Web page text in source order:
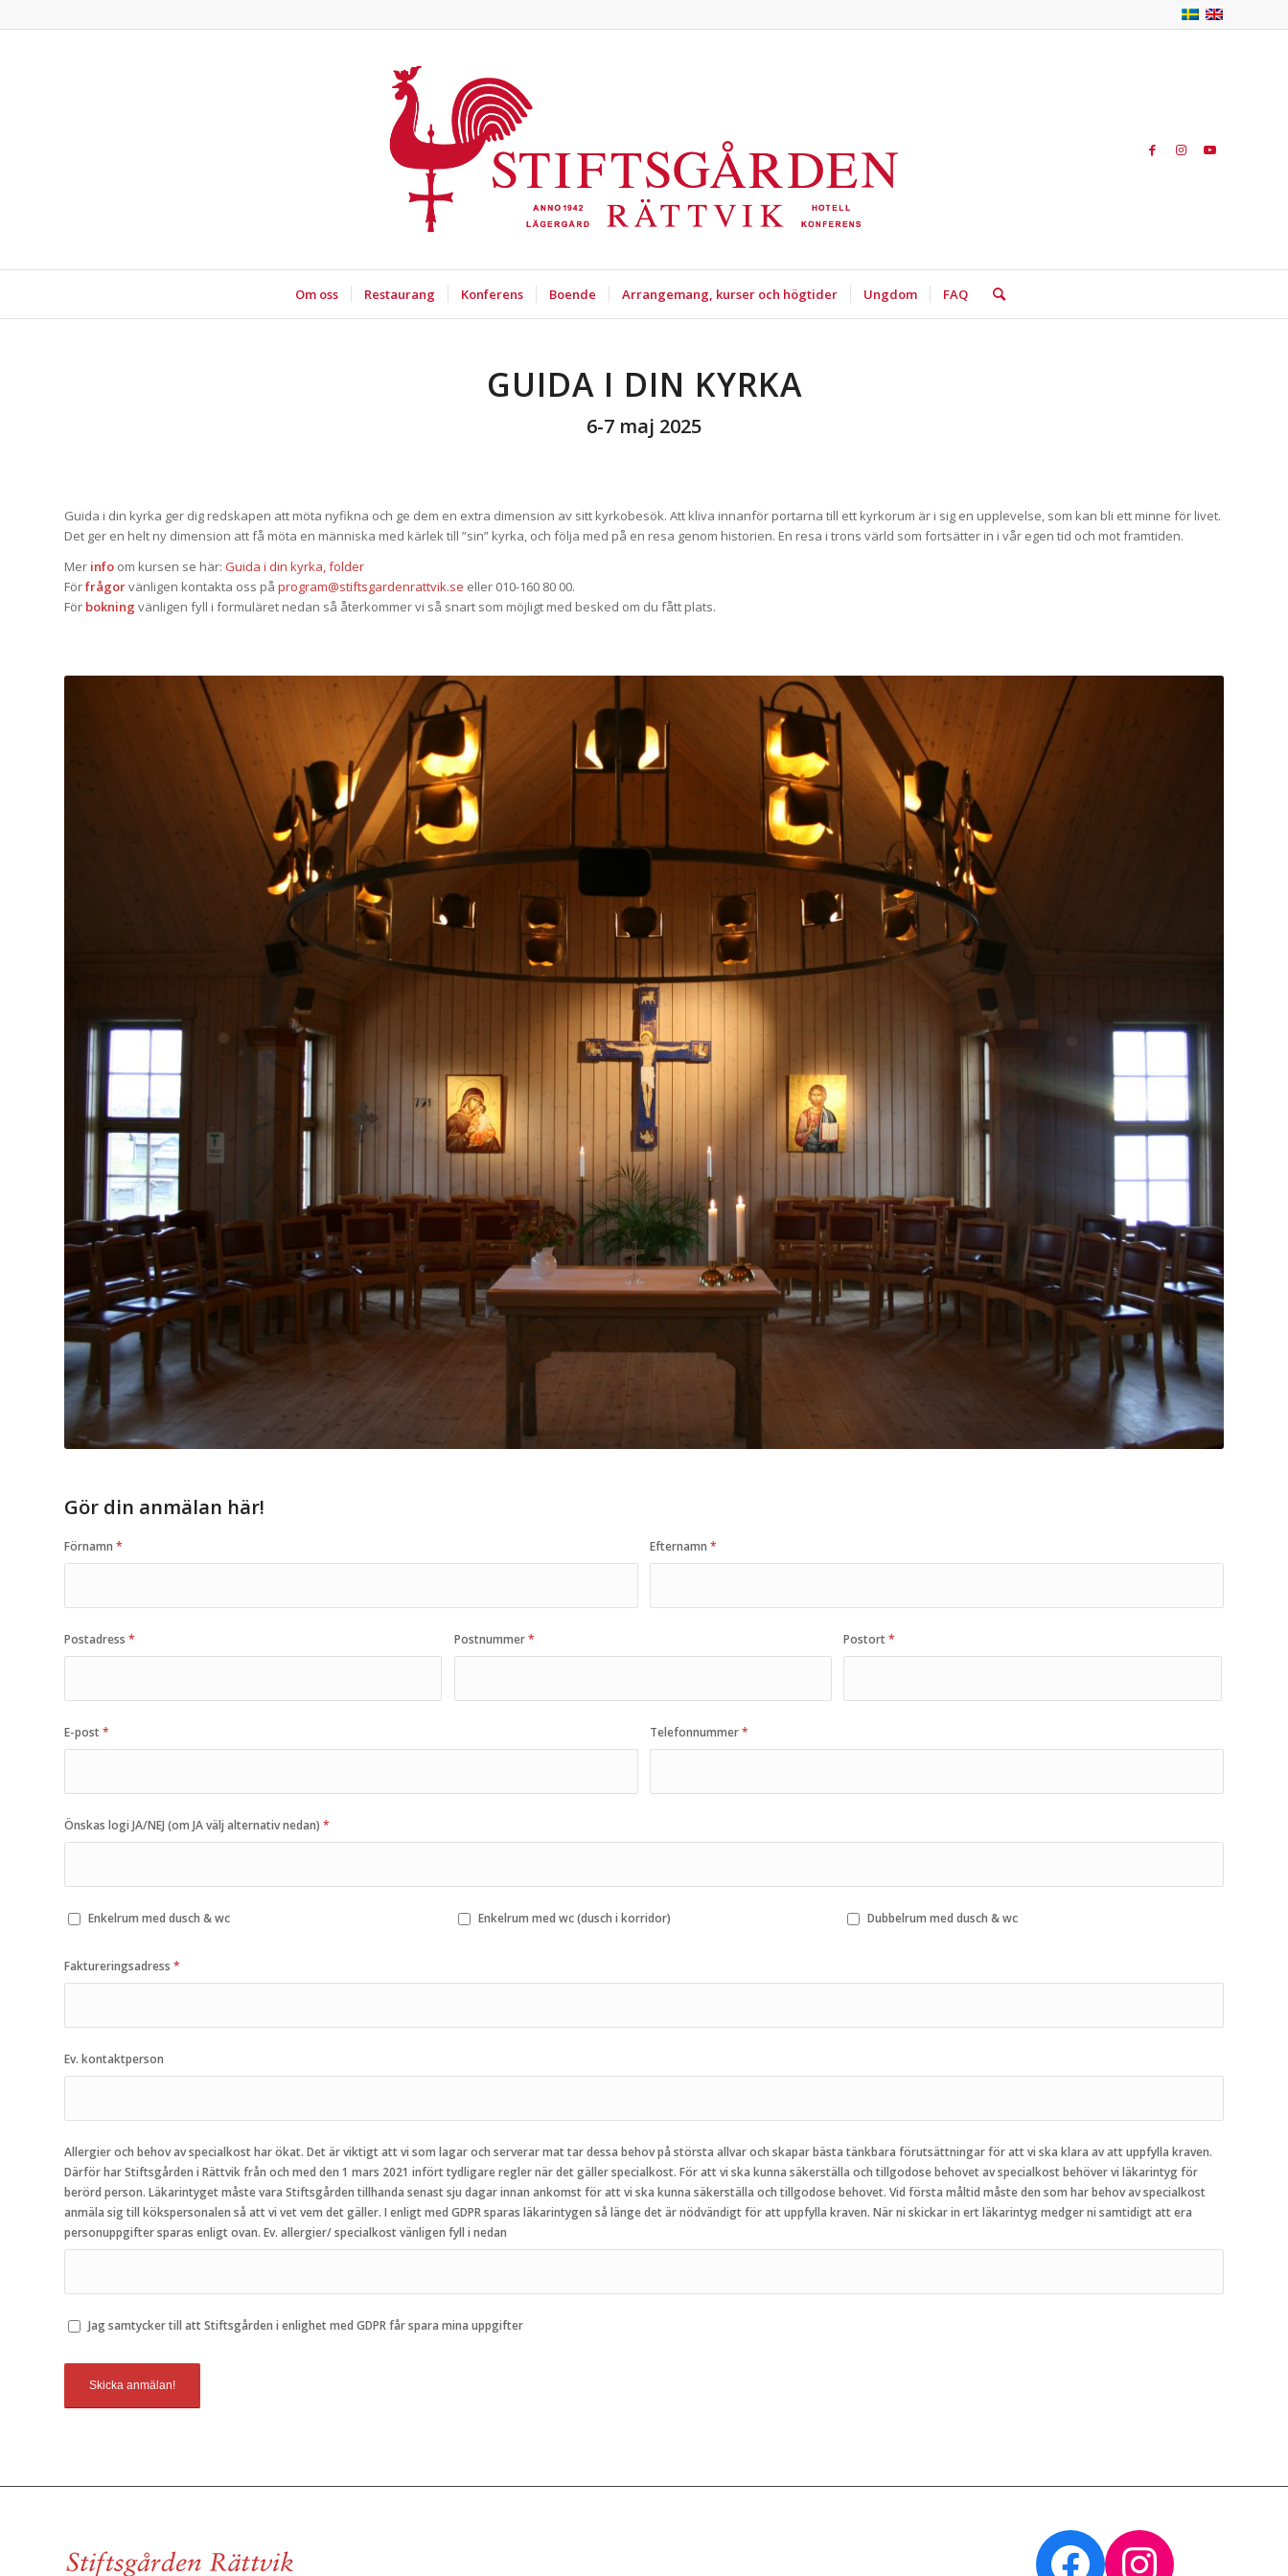
Om oss Restaurang Konferens Boende Arrangemang, kurser och högtider Ungdom FAQ
GUIDA I DIN KYRKA
6-7 maj 2025
Guida i din kyrka ger dig redskapen att möta nyfikna och ge dem en extra dimension av sitt kyrkobesök. Att kliva innanför portarna till ett kyrkorum är i sig en upplevelse, som kan bli ett minne för livet.
Det ger en helt ny dimension att få möta en människa med kärlek till ”sin” kyrka, och följa med på en resa genom historien. En resa i trons värld som fortsätter in i vår egen tid och mot framtiden.
Mer info om kursen se här: Guida i din kyrka, folder
Förfrågorvänligen kontakta oss på program@stiftsgardenrattvik.se eller 010-160 80 00.
För bokning vänligen fyll i formuläret nedan så återkommer vi så snart som möjligt med besked om du fått plats.
Gör din anmälan här!
Förnamn * Efternamn*
Postadress * Postnummer* Postort*
E-post* Telefonnummer*
Önskas logi JA/NEJ (om JA välj alternativ nedan) *
Enkelrum med dusch & wc Enkelrum med wc (dusch i korridor) Dubbelrum med dusch & wc
Faktureringsadress *
Ev. kontaktperson
Allergier och behov av specialkost har ökat. Det är viktigt att vi som lagar och serverar mat tar dessa behov på största allvar och skapar bästa tänkbara förutsättningar för att vi ska klara av att uppfylla kraven.
Därför har Stiftsgården i Rättvik från och med den 1 mars 2021 infört tydligare regler när det gäller specialkost. För att vi ska kunna säkerställa och tillgodose behovet av specialkost behöver vi läkarintyg för
berörd person. Läkarintyget måste vara Stiftsgården tillhanda senast sju dagar innan ankomst för att vi ska kunna säkerställa och tillgodose behovet. Vid första måltid måste den som har behov av specialkost
anmäla sig till kökspersonalen så att vi vet vem det gäller. I enligt med GDPR sparas läkarintygen så länge det är nödvändigt för att uppfylla kraven. När ni skickar in ert läkarintyg medger ni samtidigt att era
personuppgifter sparas enligt ovan. Ev. allergier/ specialkost vänligen fyll i nedan
Jag samtycker till att Stiftsgården i enlighet med GDPR får spara mina uppgifter
Facebook